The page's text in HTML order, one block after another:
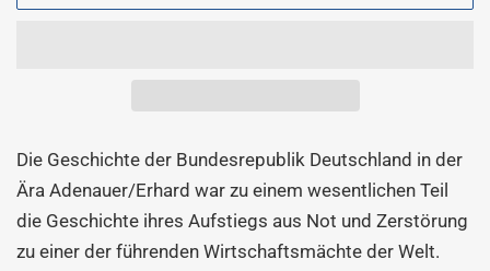
Die Geschichte der Bundesrepublik Deutschland in der
Ära Adenauer/Erhard war zu einem wesentlichen Teil
die Geschichte ihres Aufstiegs aus Not und Zerstörung
zu einer der führenden Wirtschaftsmächte der Welt.